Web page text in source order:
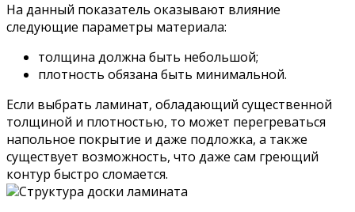
На данный показатель оказывают влияние
следующие параметры материала:
толщина должна быть небольшой;
плотность обязана быть минимальной.
Если выбрать ламинат, обладающий существенной
толщиной и плотностью, то может перегреваться
напольное покрытие и даже подложка, а также
существует возможность, что даже сам греющий
контур быстро сломается.
Структура доски ламината